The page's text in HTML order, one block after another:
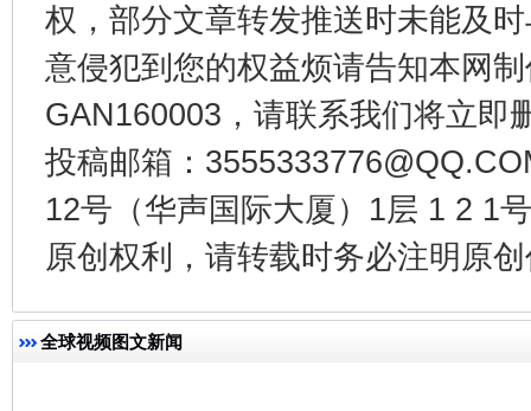
权，部分文章转发推送时未能及
意侵犯到您的权益烦请告知本网
GAN160003，请联系我们将立即
投稿邮箱：
12号（华声国际大厦）1层 1 2 1
原创权利，请转载时务必注明原
全球视频图文新闻
今